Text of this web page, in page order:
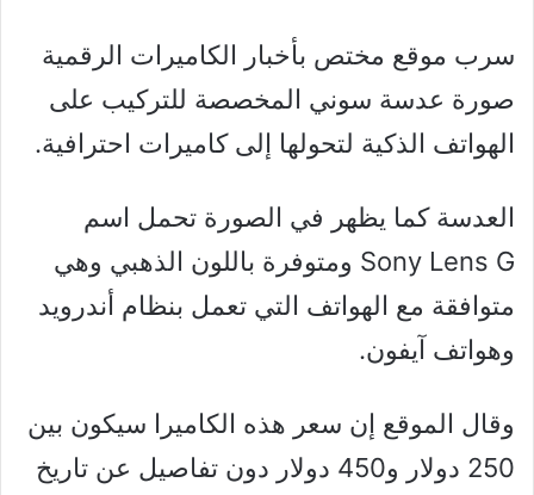
سرب موقع مختص بأخبار الكاميرات الرقمية
صورة عدسة سوني المخصصة للتركيب على
الهواتف الذكية لتحولها إلى كاميرات احترافية.
العدسة كما يظهر في الصورة تحمل اسم
Sony Lens G ومتوفرة باللون الذهبي وهي
متوافقة مع الهواتف التي تعمل بنظام أندرويد
وهواتف آيفون.
وقال الموقع إن سعر هذه الكاميرا سيكون بين
250 دولار و450 دولار دون تفاصيل عن تاريخ